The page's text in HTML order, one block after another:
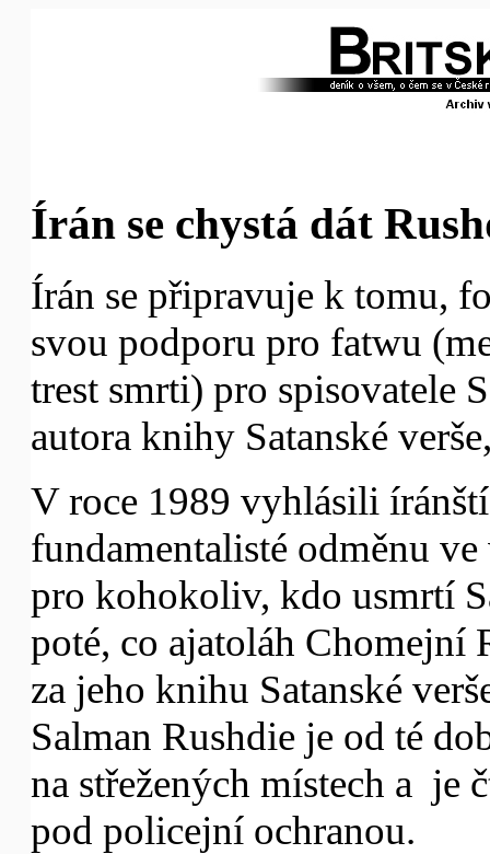
Írán se chystá dát
Írán se připravuje k tomu,
svou podporu pro fatwu
trest smrti) pro spisovatele
autora knihy Satanské
V roce 1989 vyhlásili
fundamentalisté odměnu
pro kohokoliv, kdo usmrtí
poté, co ajatoláh Chomejní
za jeho knihu Satanské
Salman Rushdie je od té
na střežených místech a je
pod policejní ochranou.